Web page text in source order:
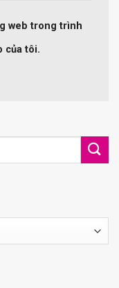
web trong trình
của tôi.